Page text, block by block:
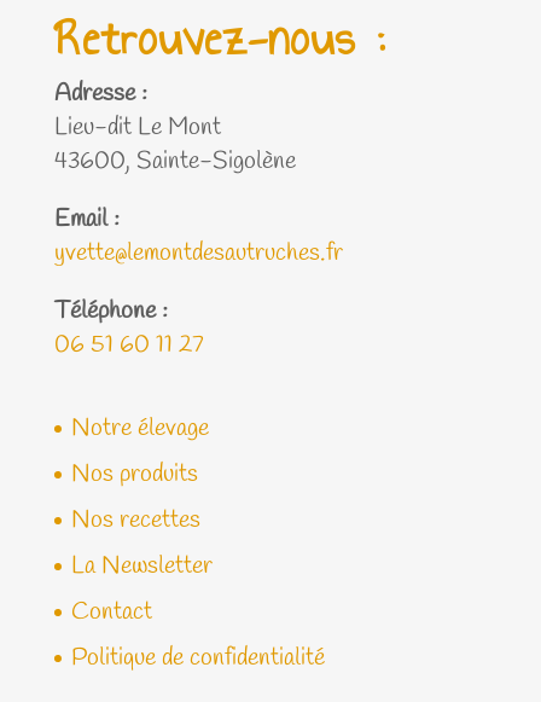
Retrouvez-nous :
Adresse :
Lieu-dit Le Mont
43600, Sainte-Sigolène
Email :
yvette@lemontdesautruches.fr
Téléphone :
06 51 60 11 27
Notre élevage
Nos produits
Nos recettes
La Newsletter
Contact
Politique de confidentialité